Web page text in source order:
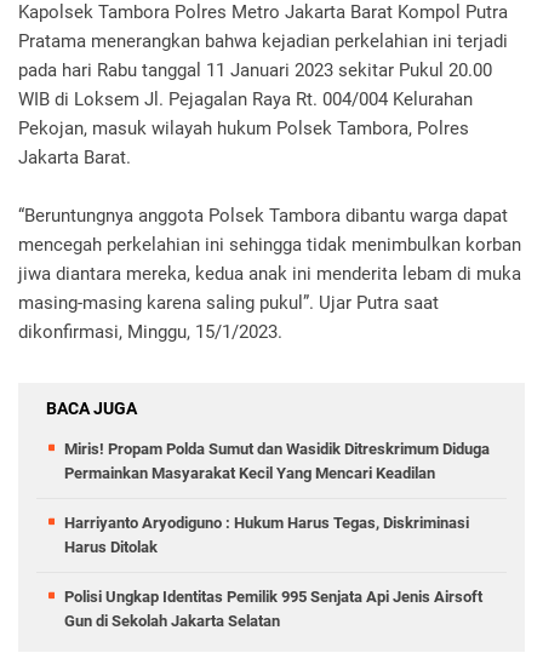
Kapolsek Tambora Polres Metro Jakarta Barat Kompol Putra
Pratama menerangkan bahwa kejadian perkelahian ini terjadi
pada hari Rabu tanggal 11 Januari 2023 sekitar Pukul 20.00
WIB di Loksem Jl. Pejagalan Raya Rt. 004/004 Kelurahan
Pekojan, masuk wilayah hukum Polsek Tambora, Polres
Jakarta Barat.
“Beruntungnya anggota Polsek Tambora dibantu warga dapat
mencegah perkelahian ini sehingga tidak menimbulkan korban
jiwa diantara mereka, kedua anak ini menderita lebam di muka
masing-masing karena saling pukul”. Ujar Putra saat
dikonfirmasi, Minggu, 15/1/2023.
BACA JUGA
Miris! Propam Polda Sumut dan Wasidik Ditreskrimum Diduga
Permainkan Masyarakat Kecil Yang Mencari Keadilan
Harriyanto Aryodiguno : Hukum Harus Tegas, Diskriminasi
Harus Ditolak
Polisi Ungkap Identitas Pemilik 995 Senjata Api Jenis Airsoft
Gun di Sekolah Jakarta Selatan